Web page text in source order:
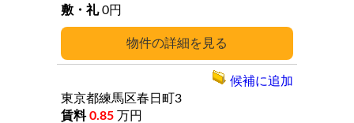
詳細
0円
東京都練馬区春日町3
0.85 万円
候補に追加